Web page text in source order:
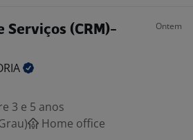
Serviços (CRM)-
Ontem
3 e 5 anos
Home office